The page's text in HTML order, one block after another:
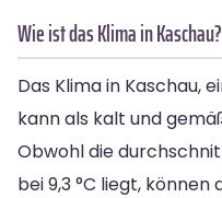
Wie ist das Klima in Kaschau?
Das Klima in Kaschau,
kann als kalt und
Obwohl die
bei 9,3 °C liegt,